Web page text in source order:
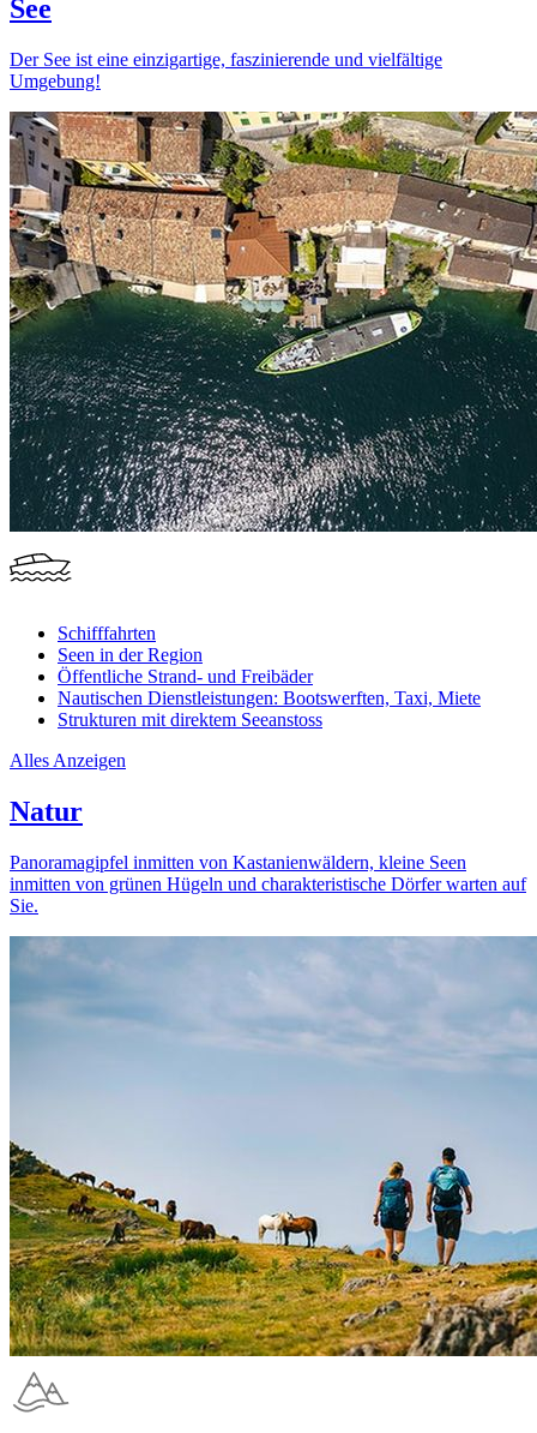
See
Der See ist eine einzigartige, faszinierende und vielfältige
Umgebung!
Schifffahrten
Seen in der Region
Öffentliche Strand- und Freibäder
Nautischen Dienstleistungen: Bootswerften, Taxi, Miete
Strukturen mit direktem Seeanstoss
Alles Anzeigen
Natur
Panoramagipfel inmitten von Kastanienwäldern, kleine Seen
inmitten von grünen Hügeln und charakteristische Dörfer warten auf
Sie.